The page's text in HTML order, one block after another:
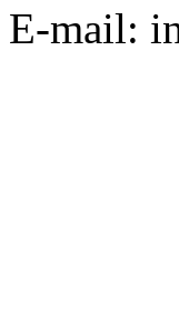
E-mail: